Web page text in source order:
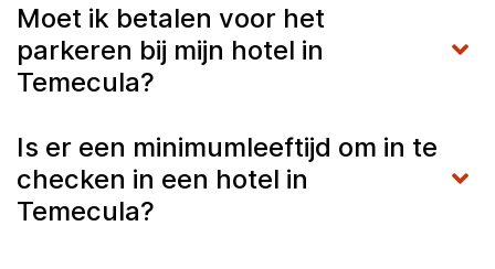
Moet ik betalen voor het
parkeren bij mijn hotel in
Temecula?
Is er een minimumleeftijd om in te
checken in een hotel in
Temecula?